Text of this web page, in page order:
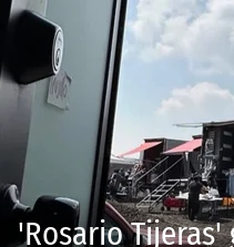
'Rosario